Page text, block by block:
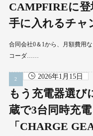
CAMPFIREに
手に入れるチャ
合同会社0＆1から、月額費用
コーダ……
2026年1月15日
もう充電器選び
蔵で3台同時充
「CHARGE